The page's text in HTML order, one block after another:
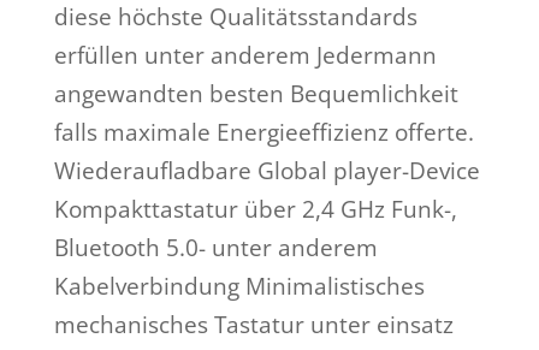
diese höchste Qualitätsstandards
erfüllen unter anderem Jedermann
angewandten besten Bequemlichkeit
falls maximale Energieeffizienz offerte.
Wiederaufladbare Global player-Device
Kompakttastatur über 2,4 GHz Funk-,
Bluetooth 5.0- unter anderem
Kabelverbindung Minimalistisches
mechanisches Tastatur unter einsatz